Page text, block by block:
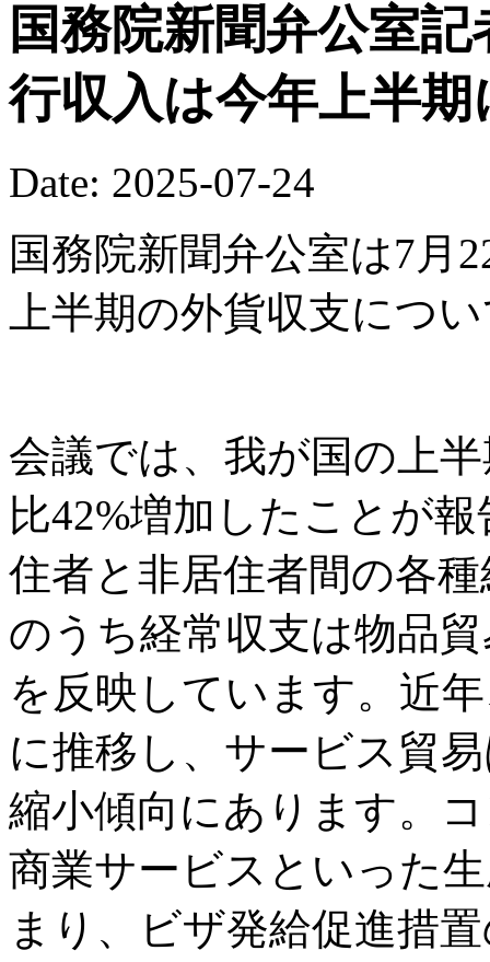
国務院新聞弁公室
行収入は今年上半
Date: 2025-07-24
国務院新聞弁公室は7月
上半期の外貨収支につ
会議では、我が国の上
比42%増加したことが
住者と非居住者間の各
のうち経常収支は物品
を反映しています。近
に推移し、サービス貿
縮小傾向にあります。
商業サービスといった
まり、ビザ発給促進措